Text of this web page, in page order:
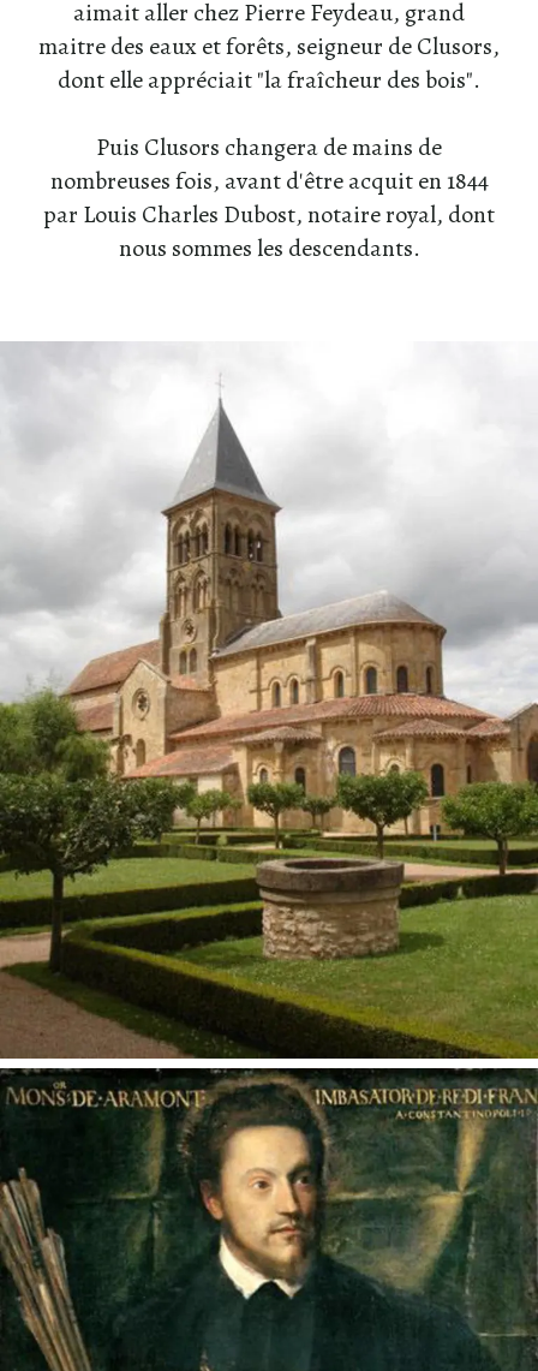
aimait aller chez Pierre Feydeau, grand
maitre des eaux et forêts, seigneur de Clusors,
dont elle appréciait "la fraîcheur des bois".
Puis Clusors changera de mains de
nombreuses fois, avant d'être acquit en 1844
par Louis Charles Dubost, notaire royal, dont
nous sommes les descendants.